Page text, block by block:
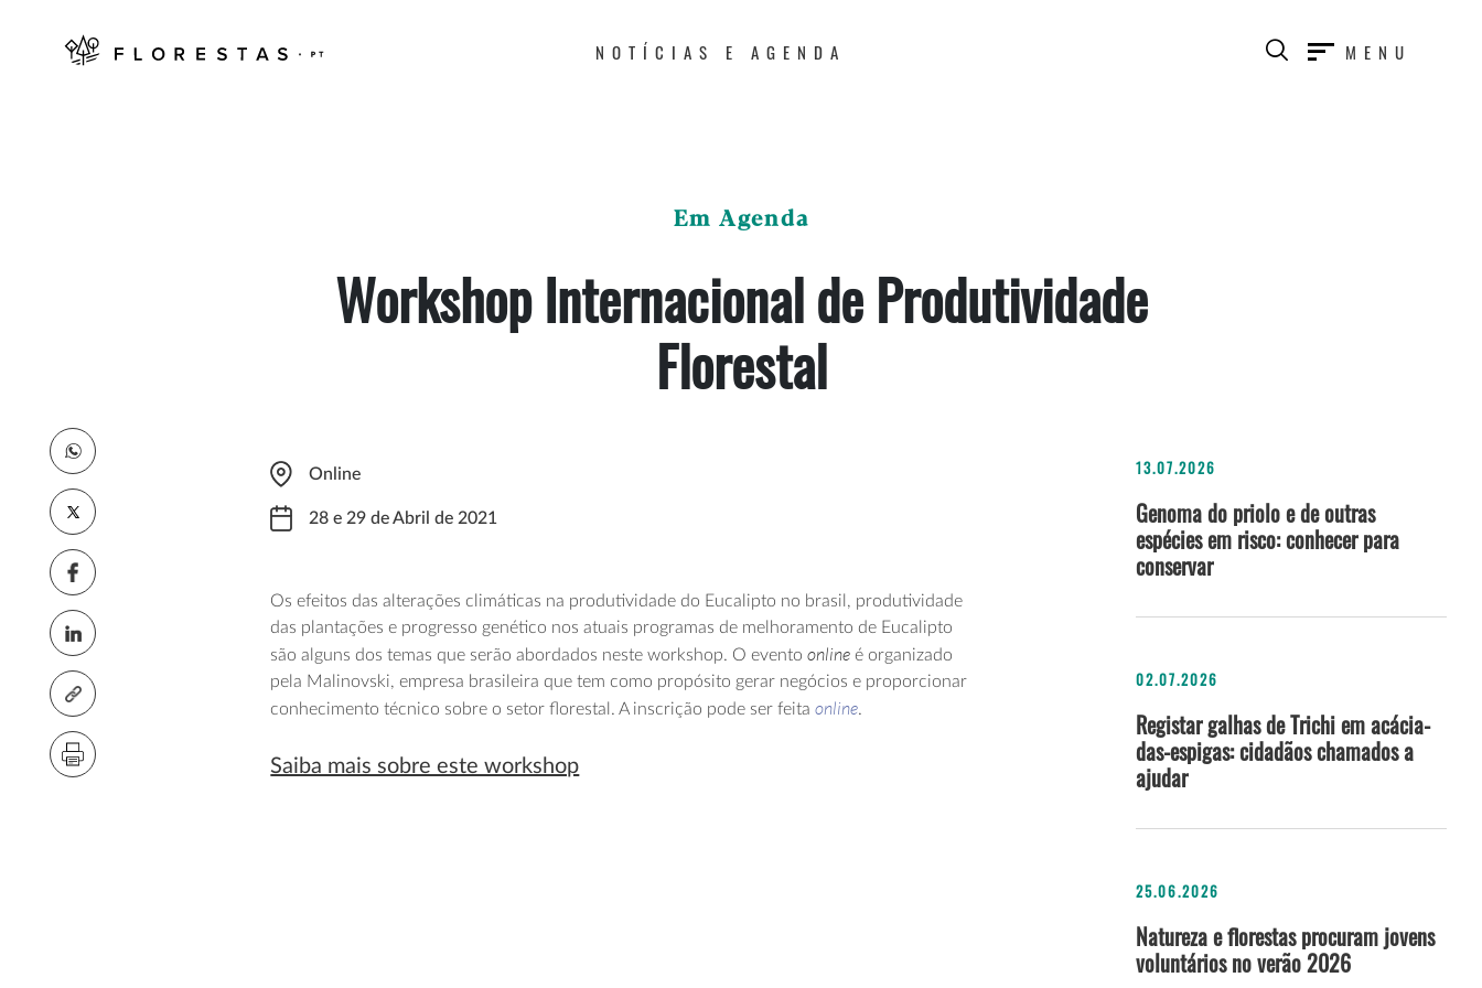
NOTÍCIAS E AGENDA MENU
Em Agenda
Workshop Internacional de Produtividade
Florestal
Online
28 e 29 de Abril de 2021
Os efeitos das alterações climáticas na produtividade do Eucalipto no brasil, produtividade
das plantações e progresso genético nos atuais programas de melhoramento de Eucalipto
são alguns dos temas que serão abordados neste workshop. O eventoonline é organizado
pela Malinovski, empresa brasileira que tem como propósito gerar negócios e proporcionar
conhecimento técnico sobre o setor florestal. A inscrição pode ser feitaonline.
Saiba mais sobre este workshop
13.07.2026
Genoma do priolo e de outras
espécies em risco: conhecer para
conservar
02.07.2026
Registar galhas de Trichi em acácia-
das-espigas: cidadãos chamados a
ajudar
25.06.2026
Natureza e florestas procuram jovens
voluntários no verão 2026